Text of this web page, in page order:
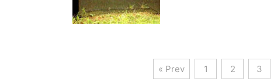
« Prev 1 2 3